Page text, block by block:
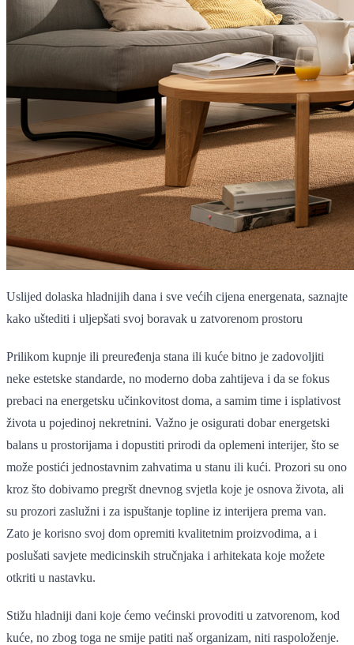
Uslijed dolaska hladnijih dana i sve većih cijena energenata, saznajte
kako uštediti i uljepšati svoj boravak u zatvorenom prostoru
Prilikom kupnje ili preuređenja stana ili kuće bitno je zadovoljiti
neke estetske standarde, no moderno doba zahtijeva i da se fokus
prebaci na energetsku učinkovitost doma, a samim time i isplativost
života u pojedinoj nekretnini. Važno je osigurati dobar energetski
balans u prostorijama i dopustiti prirodi da oplemeni interijer, što se
može postići jednostavnim zahvatima u stanu ili kući. Prozori su ono
kroz što dobivamo pregršt dnevnog svjetla koje je osnova života, ali
su prozori zaslužni i za ispuštanje topline iz interijera prema van.
Zato je korisno svoj dom opremiti kvalitetnim proizvodima, a i
poslušati savjete medicinskih stručnjaka i arhitekata koje možete
otkriti u nastavku.
Stižu hladniji dani koje ćemo većinski provoditi u zatvorenom, kod
kuće, no zbog toga ne smije patiti naš organizam, niti raspoloženje.